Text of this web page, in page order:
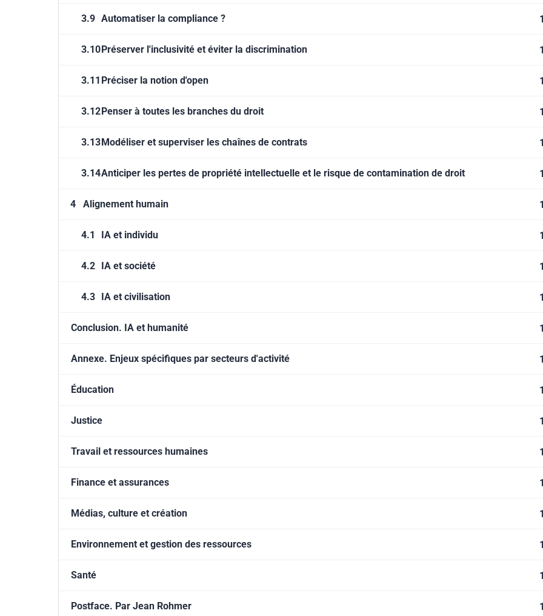
3.9 Automatiser la compliance ?
3.10Préserver l'inclusivité et éviter la discrimination
3.11 Préciser la notion d'open
3.12Penser à toutes les branches du droit
3.13Modéliser et superviser les chaînes de contrats
3.14Anticiper les pertes de propriété intellectuelle et le risque de contamination de droit
4 Alignement humain
4.1 IA et individu
4.2 IA et société
4.3 IA et civilisation
Conclusion. IA et humanité
Annexe. Enjeux spécifiques par secteurs d'activité
Éducation
Justice
Travail et ressources humaines
Finance et assurances
Médias, culture et création
Environnement et gestion des ressources
Santé
Postface. Par Jean Rohmer